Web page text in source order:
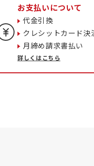
お支払いについて
代金引換
クレシットカード決
月締め請求書払い
詳しくはこちら